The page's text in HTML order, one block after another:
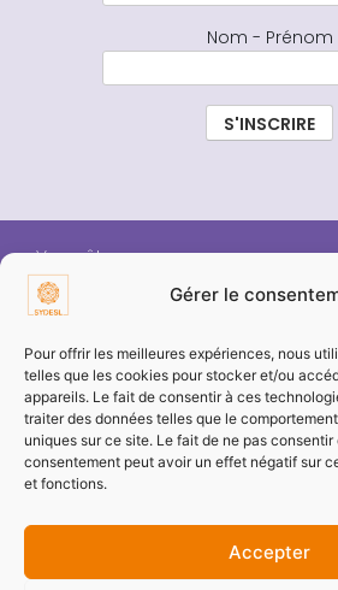
Gérer le
Pour offrir les meilleures expériences, nous
telles que les cookies pour stocker et/ou
appareils. Le fait de consentir à ces
traiter des données telles que le
uniques sur ce site. Le fait de ne pas consentir
consentement peut avoir un effet négatif sur
et fonctions.
Accepter
Nom - Prénom
Vous êtes :
COMMUNE /
PARTICULIER